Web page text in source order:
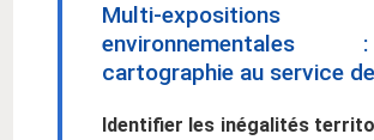
Multi-expositions
cartographie au service
Identifier les inégalités